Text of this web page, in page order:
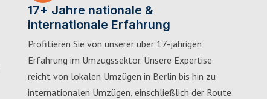
17+ Jahre nationale &
internationale Erfahrung
Profitieren Sie von unserer über 17-jährigen
Erfahrung im Umzugssektor. Unsere Expertise
reicht von lokalen Umzügen in Berlin bis hin zu
internationalen Umzügen, einschließlich der Route